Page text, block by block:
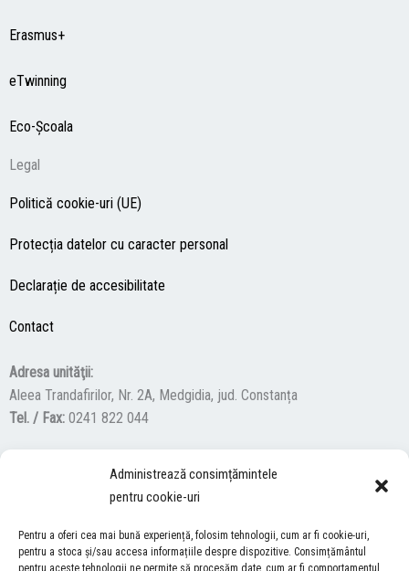
Administrează consimțămintele
pentru cookie-uri
Pentru a oferi cea mai bună experiență, folosim tehnologii, cum ar fi cookie-uri,
pentru a stoca și/sau accesa informațiile despre dispozitive. Consimțământul
pentru aceste tehnologii ne permite să procesăm date, cum ar fi comportamentul
Erasmus+
eTwinning
Eco-Şcoala
Legal
Politică cookie-uri (UE)
Protecția datelor cu caracter personal
Declarație de accesibilitate
Contact
Adresa unităţii:
Aleea Trandafirilor, Nr. 2A, Medgidia, jud. Constanța
Tel. / Fax: 0241 822 044
F
a
c
e
Y
u
t
I
s
t
ACCES NEVĂZĂTORI